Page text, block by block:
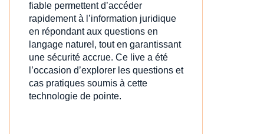
fiable permettent d’accéder
rapidement à l’information juridique
en répondant aux questions en
langage naturel, tout en garantissant
une sécurité accrue. Ce live a été
l’occasion d’explorer les questions et
cas pratiques soumis à cette
technologie de pointe.